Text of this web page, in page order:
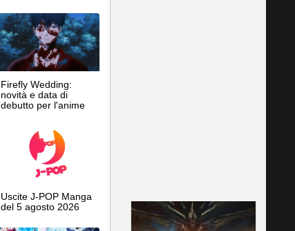
Firefly Wedding:
novità e data di
debutto per l'anime
Uscite J-POP Manga
del 5 agosto 2026